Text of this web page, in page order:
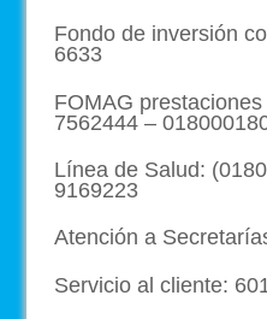
Fondo de inversión
6633
FOMAG
7562444 –
Línea de Salud:
9169223
Atención a
Servicio al cliente: